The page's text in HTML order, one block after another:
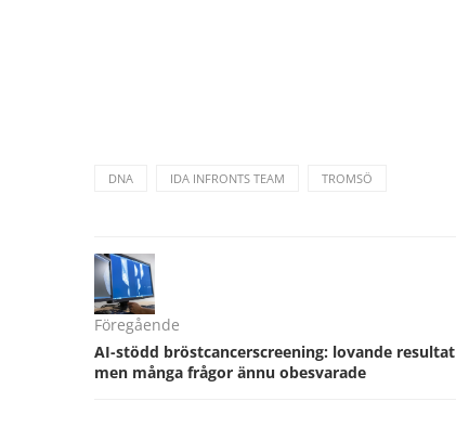
DNA IDA INFRONTS TEAM TROMSÖ
Föregående
AI-stödd bröstcancerscreening: lovande resultat
men många frågor ännu obesvarade